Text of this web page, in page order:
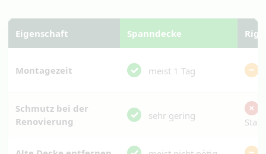
Eigenschaft Spanndecke
Montagezeit ✓ meist 1 Tag ~
Schmutz bei der
Renovierung
✓ sehr gering ×